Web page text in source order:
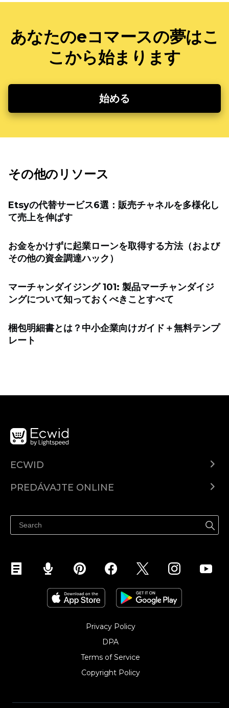
あなたのeコマースの夢はこ
こから始まります
始める
その他のリソース
Etsyの代替サービス6選：販売チャネルを多様化し
て売上を伸ばす
お金をかけずに起業ローンを取得する方法（および
その他の資金調達ハック）
マーチャンダイジング 101: 製品マーチャンダイジ
ングについて知っておくべきことすべて
梱包明細書とは？中小企業向けガイド＋無料テンプ
レート
ECWID
Cenník
PREDÁVAJTE ONLINE
Predávajte na Facebook
Privacy Policy
DPA
Terms of Service
Copyright Policy‎